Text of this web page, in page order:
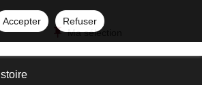
Accepter
Refuser
Ma sélection